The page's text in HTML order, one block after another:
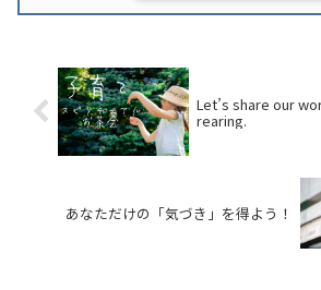
Let’s share our
rearing.
あなただけの「気づき」を得よう！